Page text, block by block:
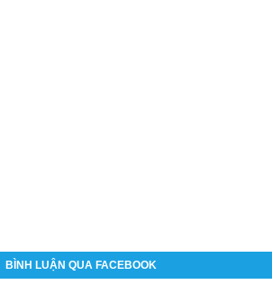
BÌNH LUẬN QUA FACEBOOK